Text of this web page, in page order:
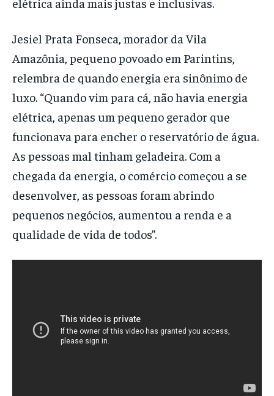
Jesiel Prata Fonseca, morador da Vila
Amazônia, pequeno povoado em Parintins,
relembra de quando energia era sinônimo de
luxo. “Quando vim para cá, não havia energia
elétrica, apenas um pequeno gerador que
funcionava para encher o reservatório de água.
As pessoas mal tinham geladeira. Com a
chegada da energia, o comércio começou a se
desenvolver, as pessoas foram abrindo
pequenos negócios, aumentou a renda e a
qualidade de vida de todos”.